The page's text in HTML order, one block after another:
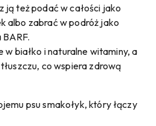
ją też podać w całości jako
albo zabrać w podróż jako
białko i naturalne witaminy, a
co wspiera zdrową
psu smakołyk, który łączy